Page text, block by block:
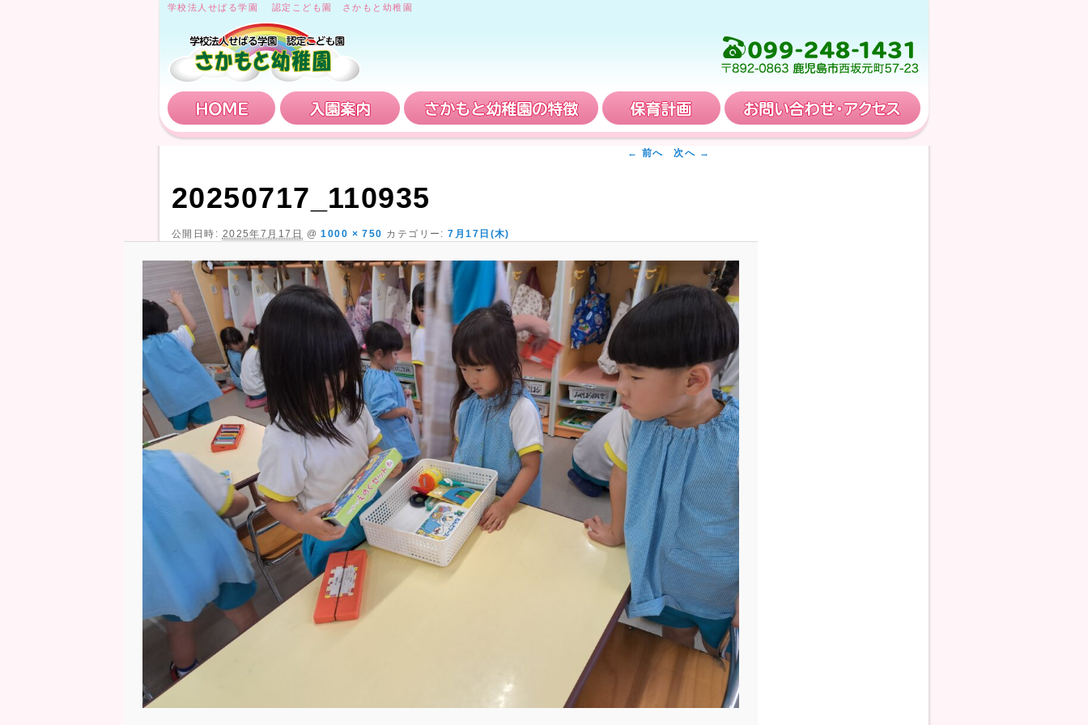
学校法人せばる学園 認定こども園 さかもと幼稚園
HOME 入園案内 さかもと幼稚園の特徴 保育計画
← 前へ 次へ →
20250717_110935
公開日時: 2025年7月17日 @1000 × 750 カテゴリー:7月17日(木)